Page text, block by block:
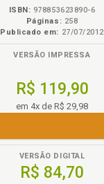
ISBN: 978853623890-6
Páginas: 258
Publicado em: 27/07/2012
VERSÃO IMPRESSA
R$ 119,90
em 4x de R$ 29,98
VERSÃO DIGITAL
R$ 84,70